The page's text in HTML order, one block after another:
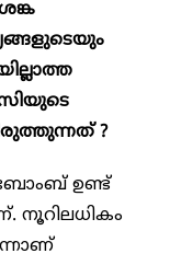
?
ബോംബ് ഉണ്ട്
നൂറിലധികം